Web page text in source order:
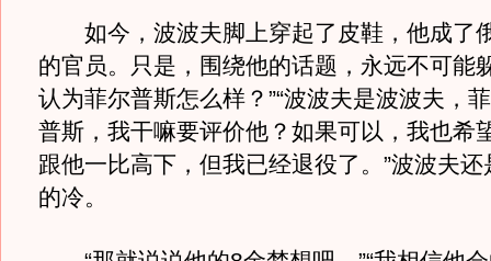
如今，波波夫脚上穿起了皮鞋，他成了
的官员。只是，围绕他的话题，永远不可能
认为菲尔普斯怎么样？”“波波夫是波波夫，
普斯，我干嘛要评价他？如果可以，我也希
跟他一比高下，但我已经退役了。”波波夫
的冷。